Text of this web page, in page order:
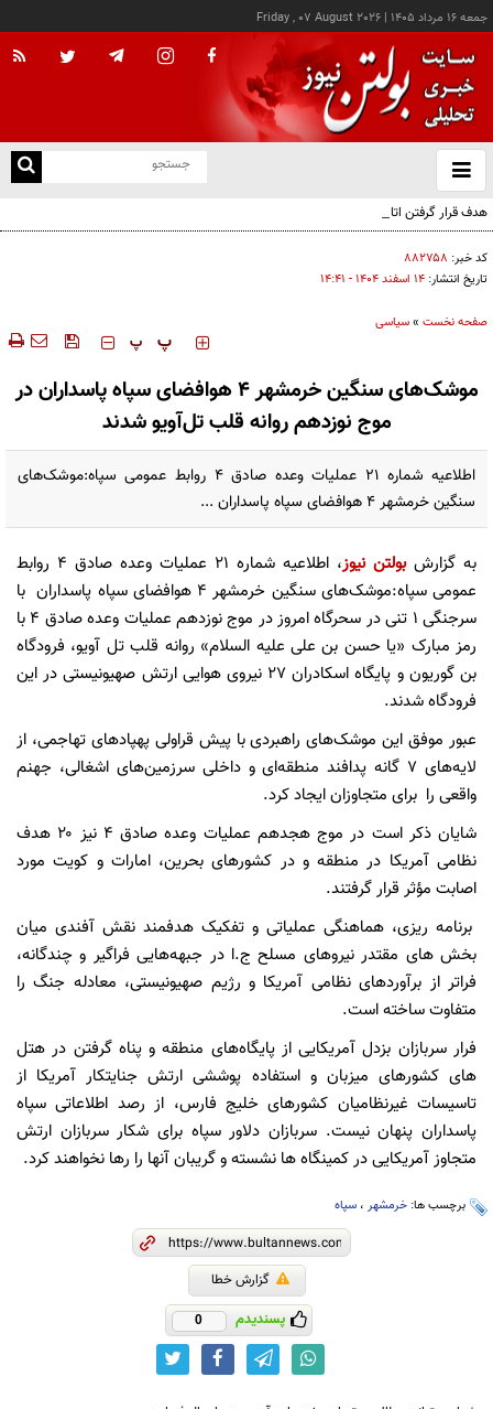
جمعه ۱۶ مرداد ۱۴۰۵ |
Friday , 07 August 2026
باز
و
هدف قرار گرفتن اتاق‌ فرماندهی مزدوران عربستان در یمن
کد خبر: ۸۸۲۷۵۸
تاریخ انتشار: ۱۴ اسفند ۱۴۰۴ - ۱۴:۴۱
صفحه نخست »سیاسی
‍‍‍ پ پ
موشک‌های سنگین خرمشهر ۴ هوافضای سپاه پاسداران در
موج نوزدهم روانه قلب تل‌آویو شدند
اطلاعیه شماره ۲۱ عملیات وعده صادق ۴ روابط عمومی سپاه:موشک‌های
سنگین خرمشهر ۴ هوافضای سپاه پاسداران ...
به گزارشبولتن نیوز
، اطلاعیه شماره ۲۱ عملیات وعده صادق ۴ روابط
عمومی سپاه:موشک‌های سنگین خرمشهر ۴ هوافضای سپاه پاسداران با
سرجنگی ۱ تنی در سحرگاه امروز در موج نوزدهم عملیات وعده صادق ۴ با
رمز مبارک «یا حسن بن علی علیه السلام» روانه قلب تل آویو، فرودگاه
بن گوریون و پایگاه اسکادران ۲۷ نیروی هوایی ارتش صهیونیستی در این
فرودگاه شدند.
عبور موفق این موشک‌های راهبردی با پیش قراولی پهپادهای تهاجمی، از
لایه‌های ۷ گانه پدافند منطقه‌ای و داخلی سرزمین‌های اشغالی، جهنم
واقعی را برای متجاوزان ایجاد کرد.
شایان ذکر است در موج هجدهم عملیات وعده صادق ۴ نیز ۲۰ هدف
نظامی آمریکا در منطقه و در کشورهای بحرین، امارات و کویت مورد
اصابت مؤثر قرار گرفتند.
برنامه ریزی، هماهنگی عملیاتی و تفکیک هدفمند نقش آفندی میان
بخش های مقتدر نیروهای مسلح ج.ا در جبهه‌هایی فراگیر و چندگانه،
فراتر از برآوردهای نظامی آمریکا و رژیم صهیونیستی، معادله جنگ را
متفاوت ساخته است.
فرار سربازان بزدل آمریکایی از پایگاه‌های منطقه و پناه گرفتن در هتل
های کشورهای میزبان و استفاده پوششی ارتش جنایتکار آمریکا از
تاسیسات غیرنظامیان کشورهای خلیج فارس، از رصد اطلاعاتی سپاه
پاسداران پنهان نیست. سربازان دلاور سپاه برای شکار سربازان ارتش
متجاوز آمریکایی در کمینگاه ها نشسته و گریبان آنها را رها نخواهند کرد.
برچسب ها: خرمشهر ، سپاه
گزارش خطا
پسندیدم 0